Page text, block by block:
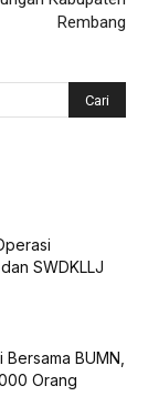
Rembang
SWDKLLJ
BUMN,
Orang